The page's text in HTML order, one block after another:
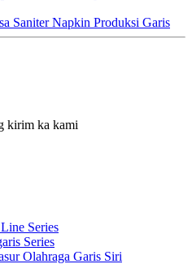
Saniter Napkin Produksi Garis
kirim ka kami
Series
Series
Olahraga Garis Siri